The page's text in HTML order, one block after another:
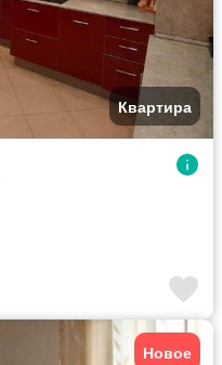
Квартира
Новое